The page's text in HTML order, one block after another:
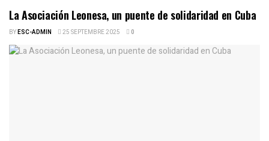
La Asociación Leonesa, un puente de solidaridad en Cuba
BYESC-ADMIN 25 SEPTEMBRE 2025 0